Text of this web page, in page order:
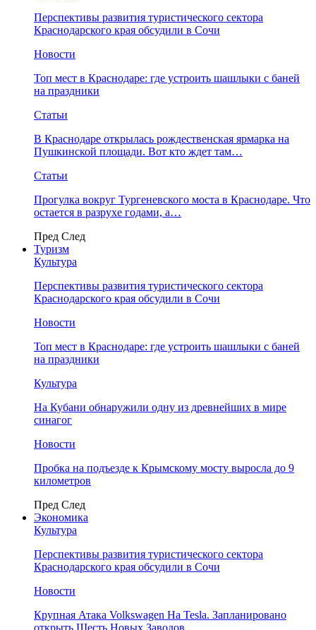
Перспективы развития туристического сектора
Краснодарского края обсудили в Сочи
Новости
Топ мест в Краснодаре: где устроить шашлыки с баней
на праздники
Статьи
В Краснодаре открылась рождественская ярмарка на
Пушкинской площади. Вот кто ждет там…
Статьи
Прогулка вокруг Тургеневского моста в Краснодаре. Что
остается в разрухе годами, а…
Пред След
Туризм
Культура
Перспективы развития туристического сектора
Краснодарского края обсудили в Сочи
Новости
Топ мест в Краснодаре: где устроить шашлыки с баней
на праздники
Культура
На Кубани обнаружили одну из древнейших в мире
синагог
Новости
Пробка на подъезде к Крымскому мосту выросла до 9
километров
Пред След
Экономика
Культура
Перспективы развития туристического сектора
Краснодарского края обсудили в Сочи
Новости
Крупная Атака Volkswagen На Tesla. Запланировано
открыть Шесть Новых Заводов